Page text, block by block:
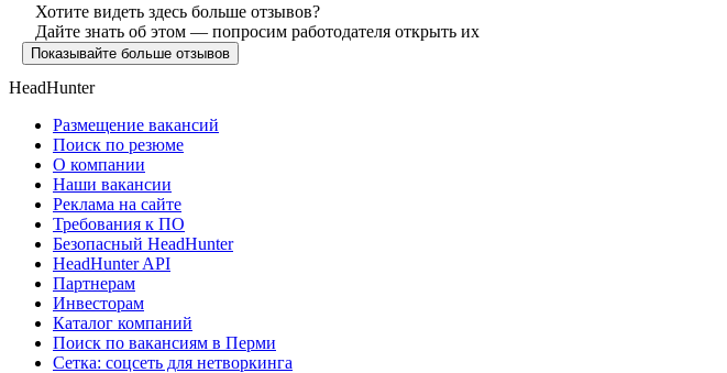
Хотите видеть здесь больше отзывов?
Дайте знать об этом — попросим работодателя открыть их
Показывайте больше отзывов
HeadHunter
Размещение вакансий
Поиск по резюме
О компании
Наши вакансии
Реклама на сайте
Требования к ПО
Безопасный HeadHunter
HeadHunter API
Партнерам
Инвесторам
Каталог компаний
Поиск по вакансиям в Перми
Сетка: соцсеть для нетворкинга